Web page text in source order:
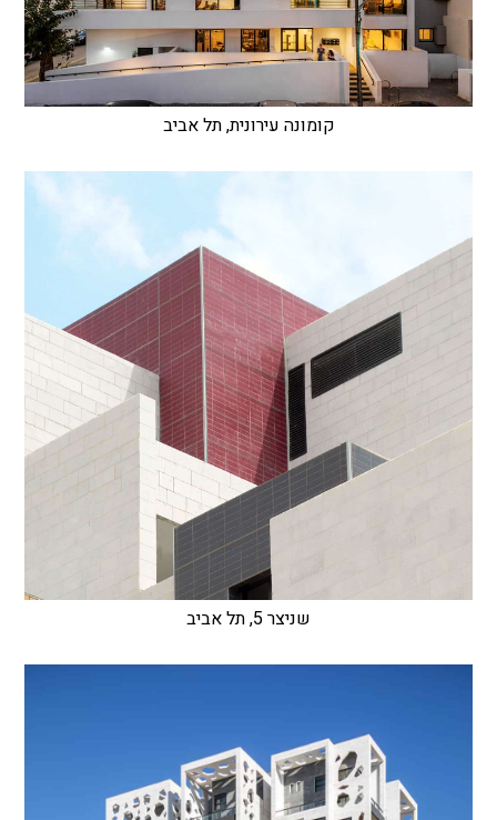
קומונה עירונית, תל אביב
שניצר 5, תל אביב